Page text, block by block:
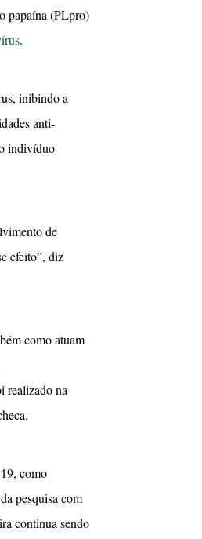
papaína (PLpro)
.
inibindo a
anti-
indivíduo
de
efeito”, diz
como atuam
realizado na
como
pesquisa com
continua sendo